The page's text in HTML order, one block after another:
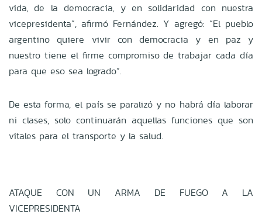
vida, de la democracia, y en solidaridad con nuestra
vicepresidenta”, afirmó Fernández. Y agregó: “El pueblo
argentino quiere vivir con democracia y en paz y
nuestro tiene el firme compromiso de trabajar cada día
para que eso sea logrado”.
De esta forma, el país se paralizó y no habrá día laborar
ni clases, solo continuarán aquellas funciones que son
vitales para el transporte y la salud.
ATAQUE CON UN ARMA DE FUEGO A LA
VICEPRESIDENTA